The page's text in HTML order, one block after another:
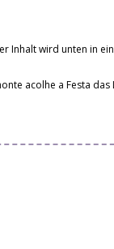
Inhalt wird unten in
acolhe a Festa das